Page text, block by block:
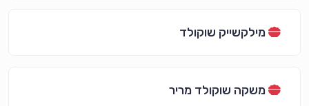
מילקשייק שוקולד
משקה שוקולד מריר